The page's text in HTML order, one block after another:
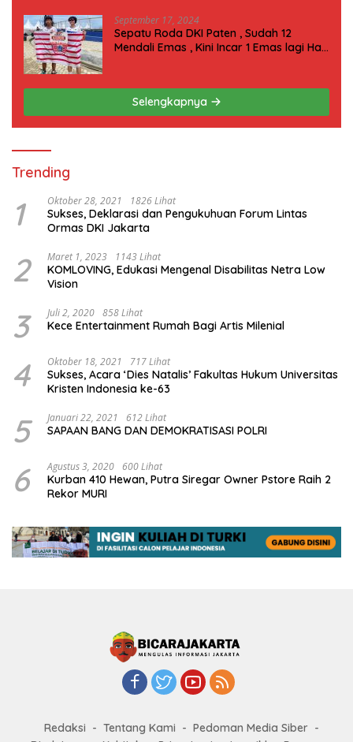
September 17, 2024
Sepatu Roda DKI Paten , Sudah 12
Mendali Emas , Kini Incar 1 Emas lagi Hari
Selengkapnya
Trending
1 Oktober 28, 2021 1826 Lihat
Sukses, Deklarasi dan Pengukuhuan Forum Lintas
Ormas DKI Jakarta
2 Maret 1, 2023 1143 Lihat
KOMLOVING, Edukasi Mengenal Disabilitas Netra Low
Vision
3 Juli 2, 2020 858 Lihat
Kece Entertainment Rumah Bagi Artis Milenial
4 Oktober 18, 2021 717 Lihat
Sukses, Acara ‘Dies Natalis’ Fakultas Hukum Universitas
Kristen Indonesia ke-63
5 Januari 22, 2021 612 Lihat
SAPAAN BANG DAN DEMOKRATISASI POLRI
6 Agustus 3, 2020 600 Lihat
Kurban 410 Hewan, Putra Siregar Owner Pstore Raih 2
Rekor MURI
Redaksi Tentang Kami
Pedoman Media Siber